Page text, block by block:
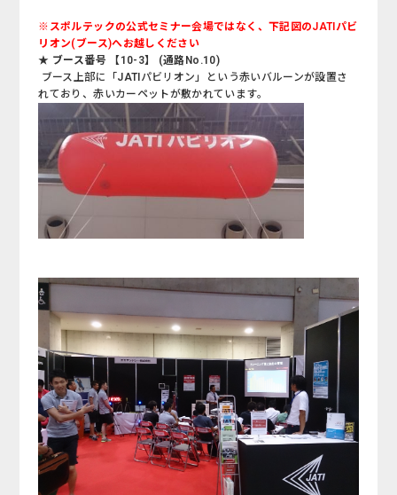
※スポルテックの公式セミナー会場ではなく、下記図のJATIパビ
リオン(ブース)へお越しください
★ ブース番号 【10-3】 (通路No.10)
ブース上部に「JATIパビリオン」という赤いバルーンが設置さ
れており、赤いカーペットが敷かれています。